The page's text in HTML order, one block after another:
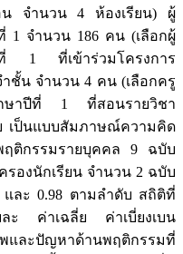
จำนวน 4 ห้องเรียน) ผู้
1 จํานวน 186 คน (เลือกผู้
ที่ 1 ที่เข้าร่วมโครงการ
ชั้น จํานวน 4 คน (เลือกครู
กษาปีที่ 1 ที่สอนรายวิชา
เป็นแบบสัมภาษณ์ความคิด
ติกรรมรายบุคคล 9 ฉบับ
องนักเรียน จํานวน 2 ฉบับ
ละ 0.98 ตามลำดับ สถิติที่
ะ ค่าเฉลี่ย ค่าเบี่ยงเบน
และปัญหาด้านพฤติกรรมที่